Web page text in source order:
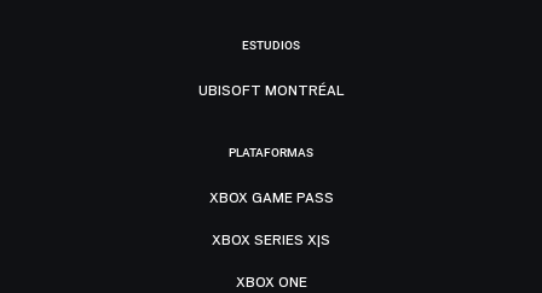
ESTUDIOS
UBISOFT MONTRÉAL
PLATAFORMAS
XBOX GAME PASS
XBOX SERIES X|S
XBOX ONE